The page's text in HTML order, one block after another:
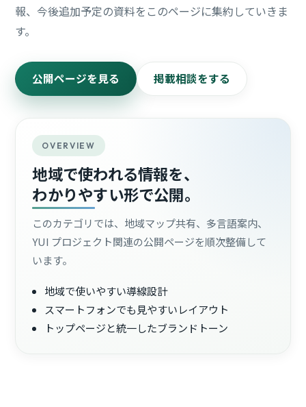
報、今後追加予定の資料をこのページに集約していきま
す。
公開ページを見る 掲載相談をする
OVERVIEW
地域で使われる情報を、
わかりやすい形で公開。
このカテゴリでは、地域マップ共有、多言語案内、
YUI プロジェクト関連の公開ページを順次整備して
います。
地域で使いやすい導線設計
スマートフォンでも見やすいレイアウト
トップページと統一したブランドトーン